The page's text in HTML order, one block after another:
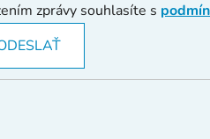
zprávy souhlasíte s